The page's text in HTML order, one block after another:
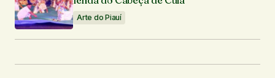
Arte do Piauí